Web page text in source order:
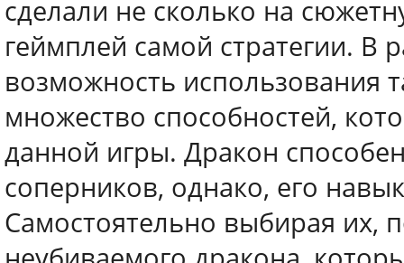
сделали не сколько на
геймплей самой стратегии. В
возможность использования
множество способностей,
данной игры. Дракон
соперников, однако, его
Самостоятельно выбирая их,